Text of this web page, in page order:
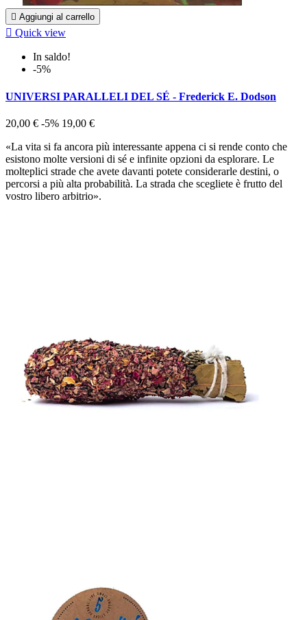
 Aggiungi al carrello
 Quick view
In saldo!
-5%
UNIVERSI PARALLELI DEL SÉ - Frederick E. Dodson
20,00 € -5% 19,00 €
«La vita si fa ancora più interessante appena ci si rende conto che
esistono molte versioni di sé e infinite opzioni da esplorare. Le
molteplici strade che avete davanti potete considerarle destini, o
percorsi a più alta probabilità. La strada che scegliete è frutto del
vostro libero arbitrio».